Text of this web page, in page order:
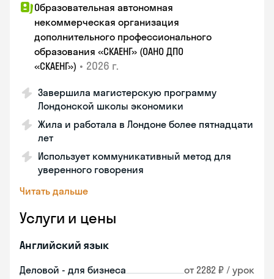
Образовательная автономная
некоммерческая организация
дополнительного профессионального
образования «СКАЕНГ» (ОАНО ДПО
«СКАЕНГ») • 2026 г.
Завершила магистерскую программу
Лондонской школы экономики
Жила и работала в Лондоне более пятнадцати
лет
Использует коммуникативный метод для
уверенного говорения
Читать дальше
Услуги и цены
Английский язык
Деловой - для бизнеса от 2282 ₽ / урок